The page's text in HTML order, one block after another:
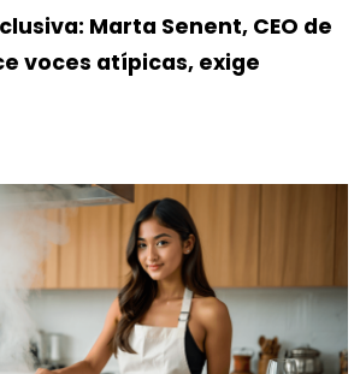
Marta Senent, CEO de
voces atípicas, exige